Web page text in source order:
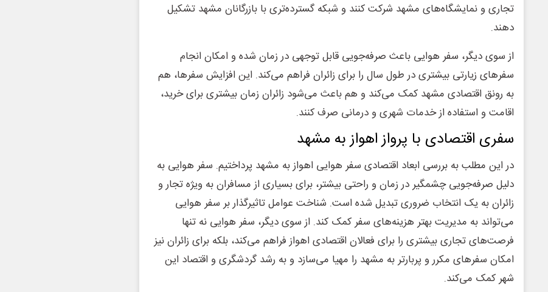
تجاری و نمایشگاه‌های مشهد شرکت کنند و شبکه‌ گسترده‌تری با بازرگانان مشهد تشکیل
دهند.
از سوی دیگر، سفر هوایی باعث صرفه‌جویی قابل توجهی در زمان شده و امکان انجام
سفرهای زیارتی بیشتری در طول سال را برای زائران فراهم می‌کند. این افزایش سفرها، هم
به رونق اقتصادی مشهد کمک می‌کند و هم باعث می‌شود زائران زمان بیشتری برای خرید،
اقامت و استفاده از خدمات شهری و درمانی صرف کنند.
سفری اقتصادی با پرواز اهواز به مشهد
در این مطلب به بررسی ابعاد اقتصادی سفر هوایی اهواز به مشهد پرداختیم. سفر هوایی به
دلیل صرفه‌جویی چشمگیر در زمان و راحتی بیشتر، برای بسیاری از مسافران به ویژه تجار و
زائران به یک انتخاب ضروری تبدیل شده است. شناخت عوامل تاثیرگذار بر سفر هوایی
می‌تواند به مدیریت بهتر هزینه‌های سفر کمک کند. از سوی دیگر، سفر هوایی نه تنها
فرصت‌های تجاری بیشتری را برای فعالان اقتصادی اهواز فراهم می‌کند، بلکه برای زائران نیز
امکان سفرهای مکرر و پربارتر به مشهد را مهیا می‌سازد و به رشد گردشگری و اقتصاد این
شهر کمک می‌کند.